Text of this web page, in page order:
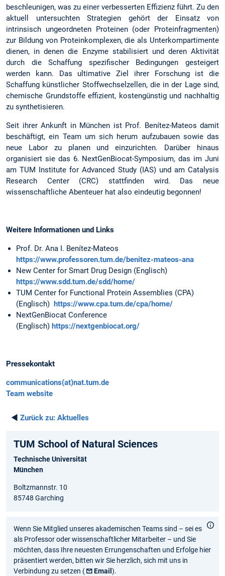
beschleunigen, was zu einer verbesserten Effizienz führt. Zu den
aktuell untersuchten Strategien gehört der Einsatz von
intrinsisch ungeordneten Proteinen (oder Proteinfragmenten)
zur Bildung von Proteinkomplexen, die als Unterkompartimente
dienen, in denen die Enzyme stabilisiert und deren Aktivität
durch die Schaffung spezifischer Bedingungen gesteigert
werden kann. Das ultimative Ziel ihrer Forschung ist die
Schaffung künstlicher Stoffwechselzellen, die in der Lage sind,
chemische Grundstoffe effizient, kostengünstig und nachhaltig
zu synthetisieren.
Seit ihrer Ankunft in München ist Prof. Benítez-Mateos damit
beschäftigt, ein Team um sich herum aufzubauen sowie das
neue Labor zu planen und einzurichten. Darüber hinaus
organisiert sie das 6. NextGenBiocat-Symposium, das im Juni
am TUM Institute for Advanced Study (IAS) und am Catalysis
Research Center (CRC) stattfinden wird. Das neue
wissenschaftliche Abenteuer hat also eindeutig begonnen!
Weitere Informationen und Links
Prof. Dr. Ana I. Benítez-Mateos
https://www.professoren.tum.de/benitez-mateos-ana
New Center for Smart Drug Design (Englisch)
https://www.sdd.tum.de/sdd/home/
TUM Center for Functional Protein Assemblies (CPA)
(Englisch) https://www.cpa.tum.de/cpa/home/
NextGenBiocat Conference
(Englisch) https://nextgenbiocat.org/
Pressekontakt
communications(at)nat.tum.de
Team website
◄ Zurück zu: Aktuelles
TUM School of Natural Sciences
Technische Universität
München
Boltzmannstr. 10
85748 Garching
Wenn Sie Mitglied unseres akademischen Teams sind – sei es
als Professor oder wissenschaftlicher Mitarbeiter – und Sie
möchten, dass Ihre neuesten Errungenschaften und Erfolge hier
präsentiert werden, bitten wir Sie herzlich, sich mit uns in
Verbindung zu setzen (
Email).